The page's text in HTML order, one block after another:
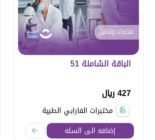
الباقة الشاملة 51
427 ريال
مختبرات الفارابي الطبية
إضافه الى السله